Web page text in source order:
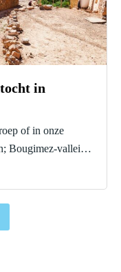
in
of in onze
Bougimez-vallei,
de
de lokale